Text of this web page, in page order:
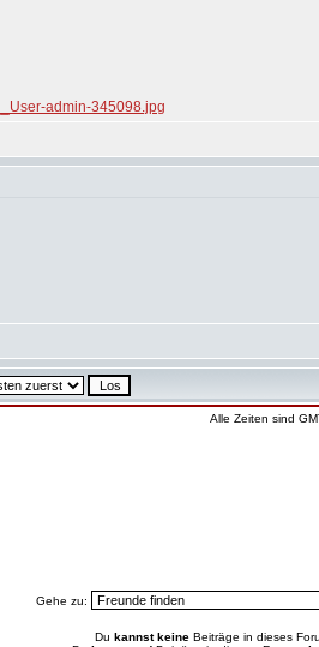
admin-345098.jpg
Alle Zeiten sind
Gehe zu:
Du kannst keine Beiträge in dieses